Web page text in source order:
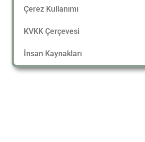
Çerez Kullanımı
KVKK Çerçevesi
İnsan Kaynakları